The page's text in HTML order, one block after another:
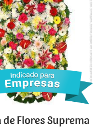
de Flores Suprema